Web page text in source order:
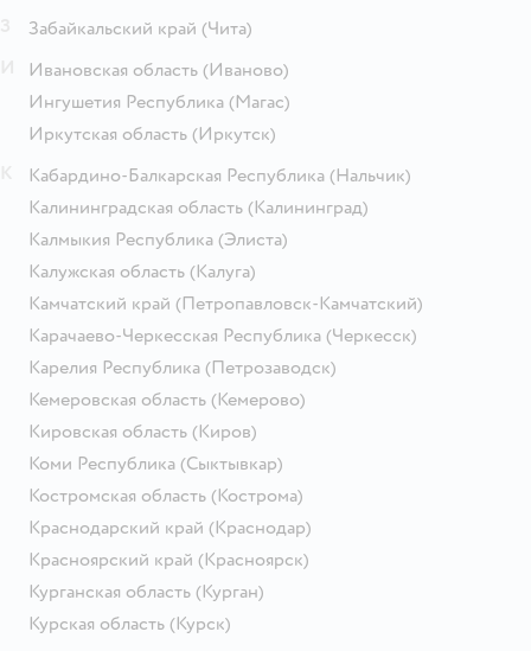
Забайкальский край (Чита)
Ивановская область (Иваново)
Ингушетия Республика (Магас)
Иркутская область (Иркутск)
Кабардино-Балкарская Республика (Нальчик)
Калининградская область (Калининград)
Калмыкия Республика (Элиста)
Калужская область (Калуга)
Камчатский край (Петропавловск-Камчатский)
Карачаево-Черкесская Республика (Черкесск)
Карелия Республика (Петрозаводск)
Кемеровская область (Кемерово)
Кировская область (Киров)
Коми Республика (Сыктывкар)
Костромская область (Кострома)
Краснодарский край (Краснодар)
Красноярский край (Красноярск)
Курганская область (Курган)
Курская область (Курск)